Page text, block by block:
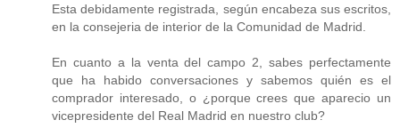
Esta debidamente registrada, según encabeza sus escritos,
en la consejeria de interior de la Comunidad de Madrid.
En cuanto a la venta del campo 2, sabes perfectamente
que ha habido conversaciones y sabemos quién es el
comprador interesado, o ¿porque crees que aparecio un
vicepresidente del Real Madrid en nuestro club?